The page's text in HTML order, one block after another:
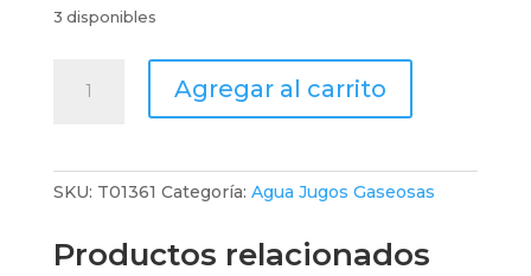
3 disponibles
Agregar al carrito
SKU: T01361 Categoría: Agua Jugos Gaseosas
Productos relacionados